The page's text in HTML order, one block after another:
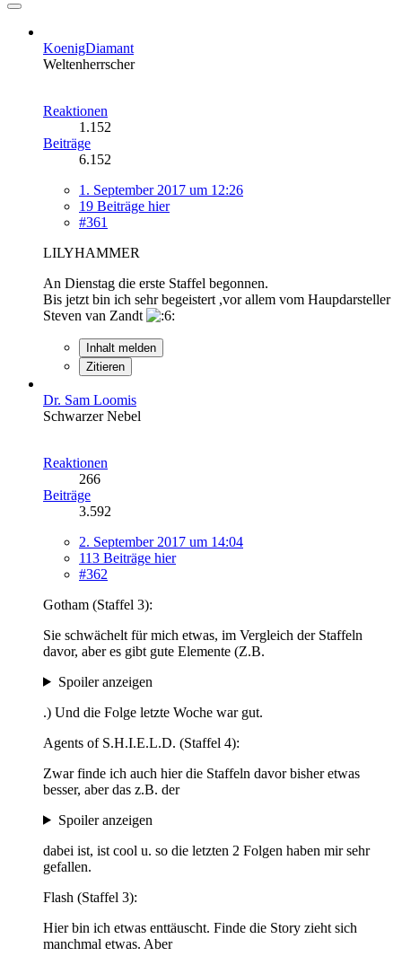
KoenigDiamant
Weltenherrscher
Reaktionen
1.152
Beiträge
6.152
1. September 2017 um 12:26
19 Beiträge hier
#361
LILYHAMMER
An Dienstag die erste Staffel begonnen.
Bis jetzt bin ich sehr begeistert ,vor allem vom Haupdarsteller
Steven van Zandt
Inhalt melden
Zitieren
Dr. Sam Loomis
Schwarzer Nebel
Reaktionen
266
Beiträge
3.592
2. September 2017 um 14:04
113 Beiträge hier
#362
Gotham (Staffel 3):
Sie schwächelt für mich etwas, im Vergleich der Staffeln
davor, aber es gibt gute Elemente (Z.B.
Spoiler anzeigen
.) Und die Folge letzte Woche war gut.
Agents of S.H.I.E.L.D. (Staffel 4):
Zwar finde ich auch hier die Staffeln davor bisher etwas
besser, aber das z.B. der
Spoiler anzeigen
dabei ist, ist cool u. so die letzten 2 Folgen haben mir sehr
gefallen.
Flash (Staffel 3):
Hier bin ich etwas enttäuscht. Finde die Story zieht sich
manchmal etwas. Aber